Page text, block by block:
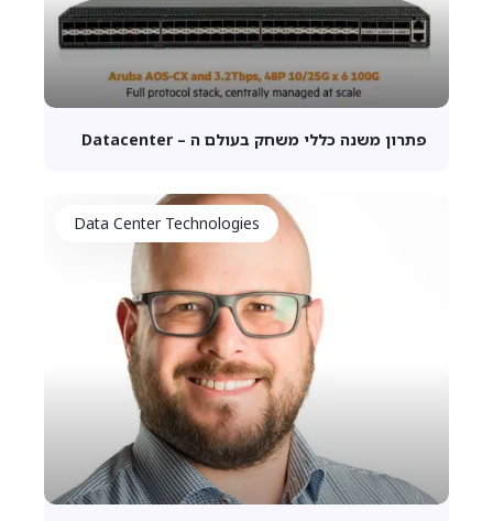
פתרון משנה כללי משחק בעולם ה – Datacenter
Data Center Technologies